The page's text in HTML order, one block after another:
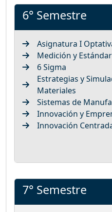
6° Semestre
Asignatura I
Medición y
6 Sigma
Estrategias y
Materiales
Sistemas de
Innovación y
Innovación
7° Semestre